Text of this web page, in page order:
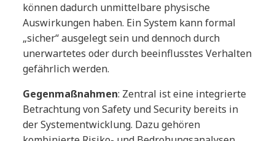
können dadurch unmittelbare physische
Auswirkungen haben. Ein System kann formal
„sicher“ ausgelegt sein und dennoch durch
unerwartetes oder durch beeinflusstes Verhalten
gefährlich werden.
Gegenmaßnahmen: Zentral ist eine integrierte
Betrachtung von Safety und Security bereits in
der Systementwicklung. Dazu gehören